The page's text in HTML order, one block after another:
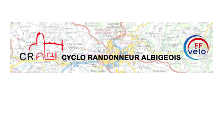
contenu